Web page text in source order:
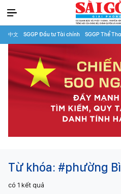
中文 SGGP Đầu tư Tài chính SGGP Thể
Từ khóa: #phường
có 1 kết quả